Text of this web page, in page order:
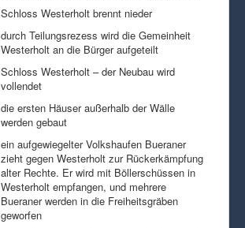
Schloss Westerholt brennt nieder
durch Teilungsrezess wird die Gemeinheit
Westerholt an die Bürger aufgeteilt
Schloss Westerholt – der Neubau wird
vollendet
die ersten Häuser außerhalb der Wälle
werden gebaut
ein aufgewiegelter Volkshaufen Bueraner
zieht gegen Westerholt zur Rückerkämpfung
alter Rechte. Er wird mit Böllerschüssen in
Westerholt empfangen, und mehrere
Bueraner werden in die Freiheitsgräben
geworfen